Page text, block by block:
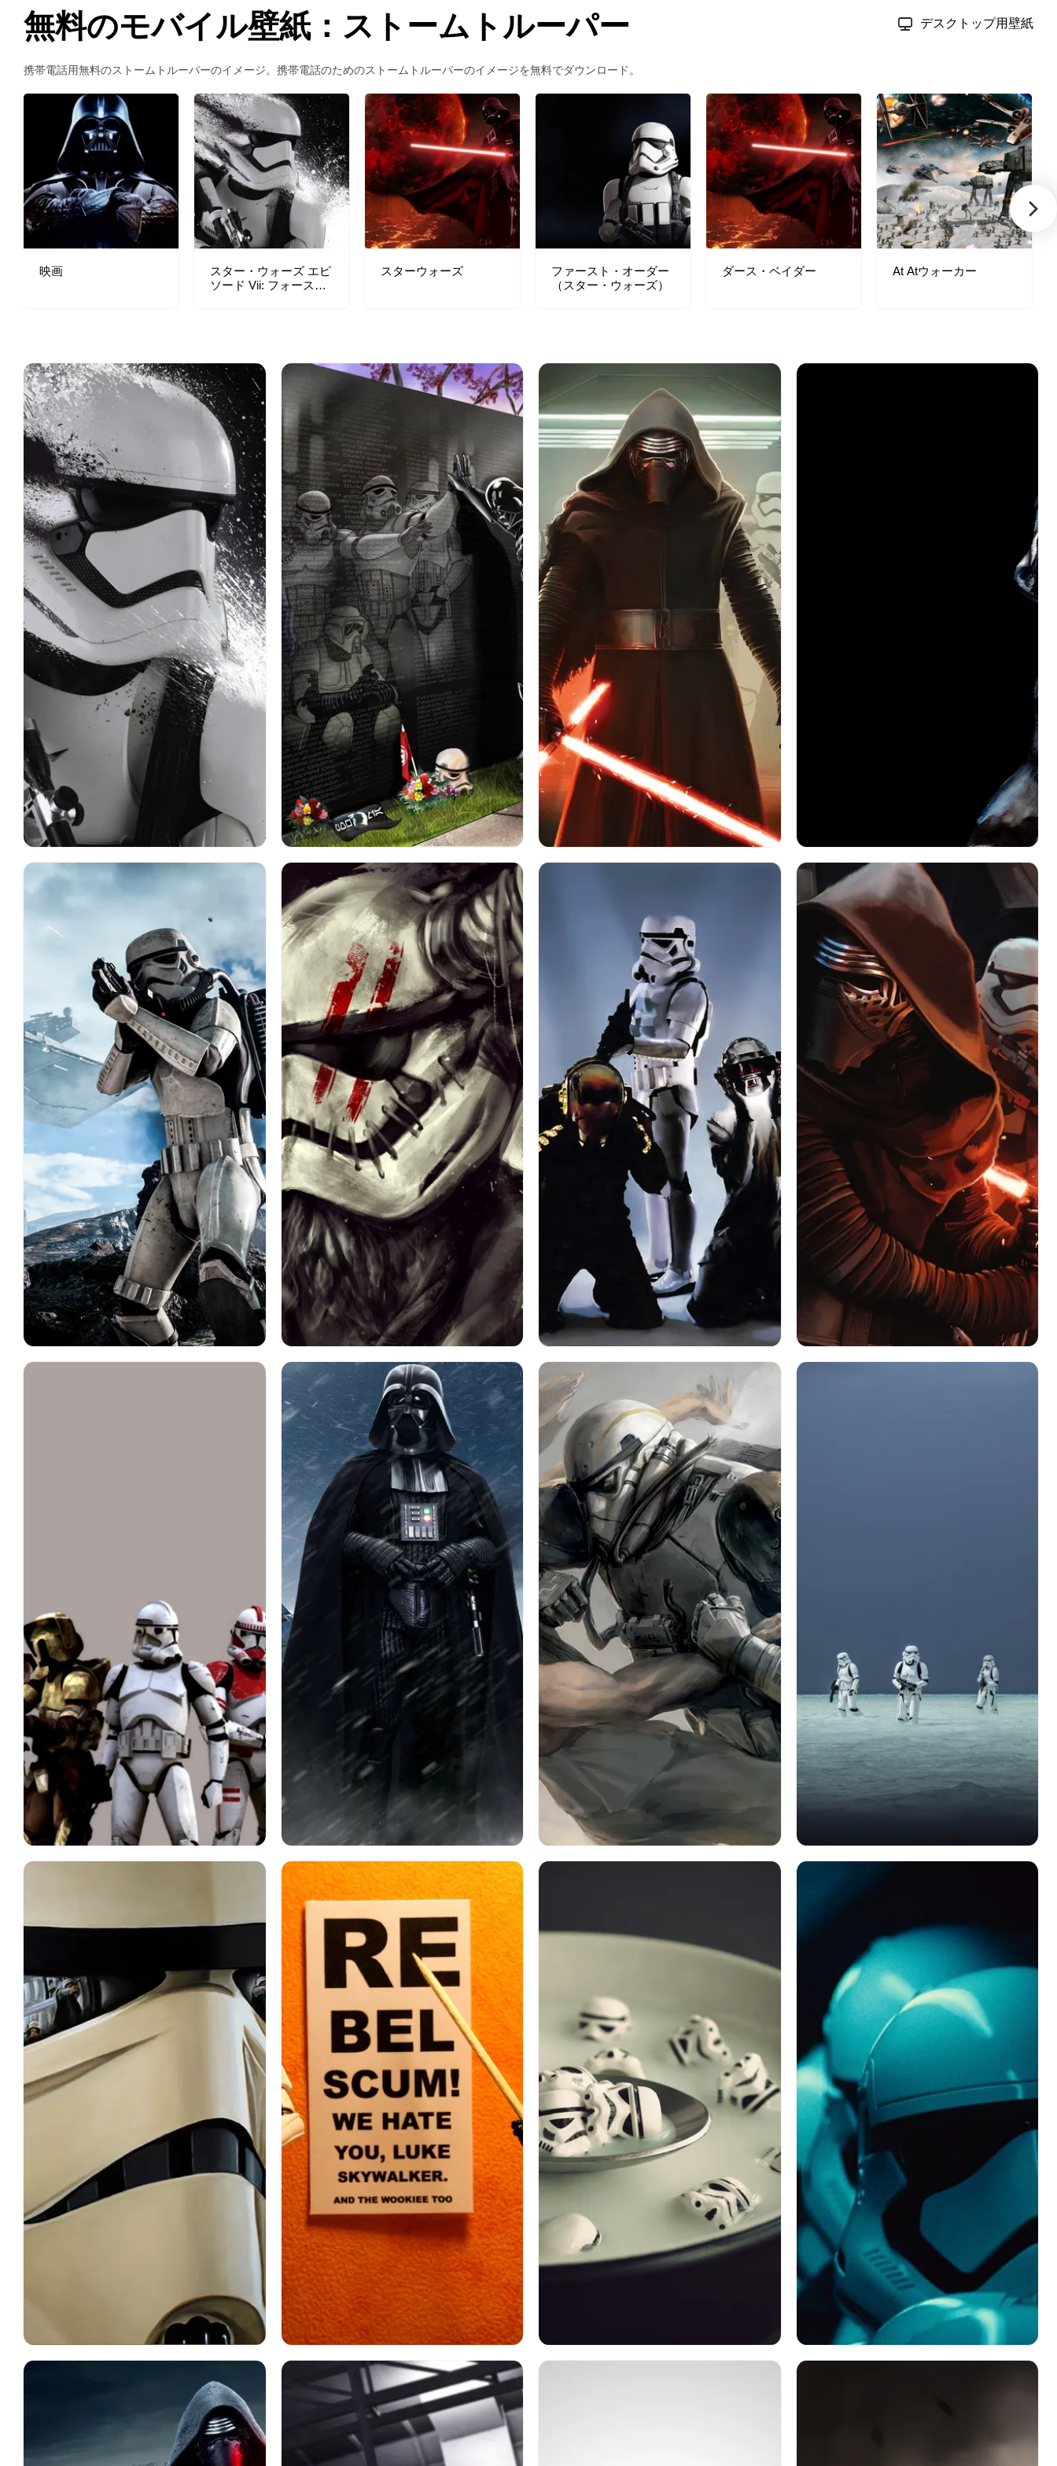
無料のモバイル壁紙：ストームトルーパー デスクトップ用壁紙
携帯電話用無料のストームトルーパーのイメージ。携帯電話のためのストームトルーパーのイメージを無料でダウンロード。
映画
スター・ウォーズ エピ
ソード Vii: フォースの
スターウォーズ
ファースト・オーダー
（スター・ウォーズ）
ダース・ベイダー At Atウォーカー
スターウォーズ ストームトルーパー スターウォーズ Sf
アナキン・スカイウォーカー
ダース・ベイダー 死 メモリアル
ストームトルーパー
スター・ウォーズ エピソード Vii: フォース
カイロ・レン ライトセーバー
スターウォーズ ストームトルーパー
映画 スターウォーズ 兵隊
ストームトルーパー
スターウォーズ ストームトルーパー Sf スターウォーズ Fn 2187 角
ストームトルーパー
音楽 ダフトパンク ストームトルーパー スターウォーズ
スターウォーズ クローン・トルーパー
おもちゃ
スターウォーズ ダース・ベイダー 映画
ホットトイズ ストームトルーパー
ジャー・ジャー・ビンクス 映画 映画
スターウォーズ ストームトルーパー
スターウォーズ 映画 ストームトルーパー Sf スターウォーズ ストームトルーパー スターウォーズ ユーモア 食べ物 スターウォーズ